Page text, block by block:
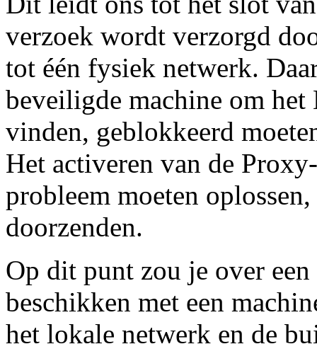
verzoek wordt verzorgd
tot één fysiek netwerk.
beveiligde machine om
vinden, geblokkeerd
Het activeren van de
probleem moeten
doorzenden.
Op dit punt zou je over
beschikken met een
het lokale netwerk en de